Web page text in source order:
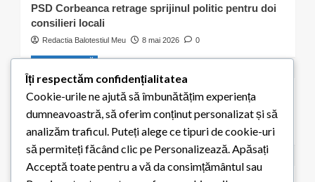
PSD Corbeanca retrage sprijinul politic pentru doi
consilieri locali
Redactia Balotestiul Meu 8 mai 2026 0
Activitate civică
S-a ales „praful” de cei 300 de puieți plantați de
elevii școlii din Balotești
Redactia Balotestiul Meu 8 mai 2026
Educaţie
Îți respectăm confidențialitatea
Cookie-urile ne ajută să îmbunătățim experiența
dumneavoastră, să oferim conținut personalizat și să
analizăm traficul. Puteți alege ce tipuri de cookie-uri
să permiteți făcând clic pe Personalizează. Apăsați
Acceptă toate pentru a vă da consimțământul sau